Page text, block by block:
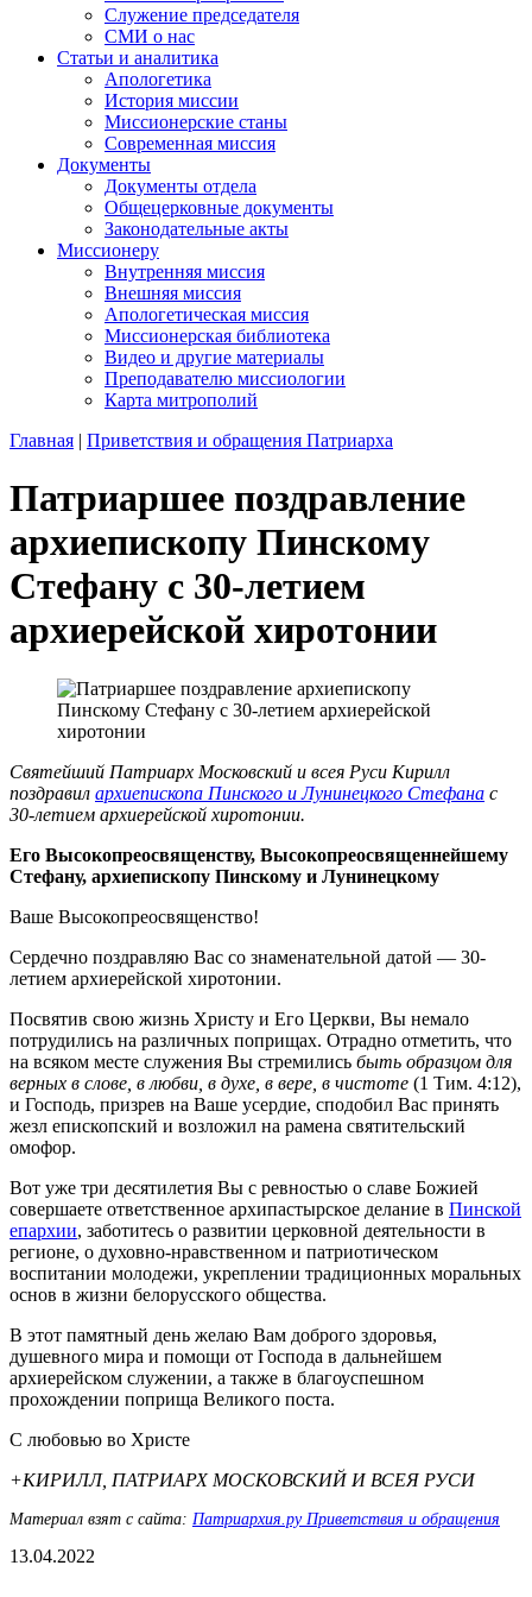
Служение председателя
СМИ о нас
Статьи и аналитика
Апологетика
История миссии
Миссионерские станы
Современная миссия
Документы
Документы отдела
Общецерковные документы
Законодательные акты
Миссионеру
Внутренняя миссия
Внешняя миссия
Апологетическая миссия
Миссионерская библиотека
Видео и другие материалы
Преподавателю миссиологии
Карта митрополий
Главная | Приветствия и обращения Патриарха
Патриаршее поздравление
архиепископу Пинскому
Стефану с 30-летием
архиерейской хиротонии
Святейший Патриарх Московский и всея Руси Кирилл
поздравил архиепископа Пинского и Лунинецкого Стефана с
30-летием архиерейской хиротонии.
Его Высокопреосвященству, Высокопреосвященнейшему
Стефану, архиепископу Пинскому и Лунинецкому
Ваше Высокопреосвященство!
Сердечно поздравляю Вас со знаменательной датой — 30-
летием архиерейской хиротонии.
Посвятив свою жизнь Христу и Его Церкви, Вы немало
потрудились на различных поприщах. Отрадно отметить, что
на всяком месте служения Вы стремились быть образцом для
верных в слове, в любви, в духе, в вере, в чистоте (1 Тим. 4:12),
и Господь, призрев на Ваше усердие, сподобил Вас принять
жезл епископский и возложил на рамена святительский
омофор.
Вот уже три десятилетия Вы с ревностью о славе Божией
совершаете ответственное архипастырское делание в Пинской
епархии, заботитесь о развитии церковной деятельности в
регионе, о духовно-нравственном и патриотическом
воспитании молодежи, укреплении традиционных моральных
основ в жизни белорусского общества.
В этот памятный день желаю Вам доброго здоровья,
душевного мира и помощи от Господа в дальнейшем
архиерейском служении, а также в благоуспешном
прохождении поприща Великого поста.
С любовью во Христе
+КИРИЛЛ, ПАТРИАРХ МОСКОВСКИЙ И ВСЕЯ РУСИ
Материал взят с сайта: Патриархия.ру Приветствия и обращения
13.04.2022